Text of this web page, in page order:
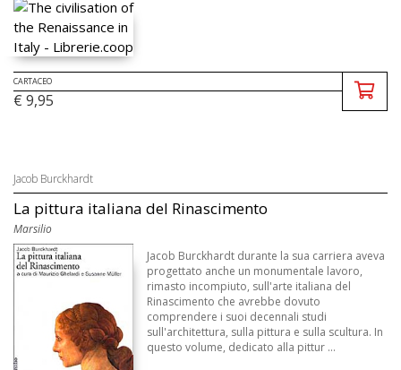
CARTACEO
€ 9,95
Jacob Burckhardt
La pittura italiana del Rinascimento
Marsilio
Jacob Burckhardt durante la sua carriera aveva
progettato anche un monumentale lavoro,
rimasto incompiuto, sull'arte italiana del
Rinascimento che avrebbe dovuto
comprendere i suoi decennali studi
sull'architettura, sulla pittura e sulla scultura. In
questo volume, dedicato alla pittur ...